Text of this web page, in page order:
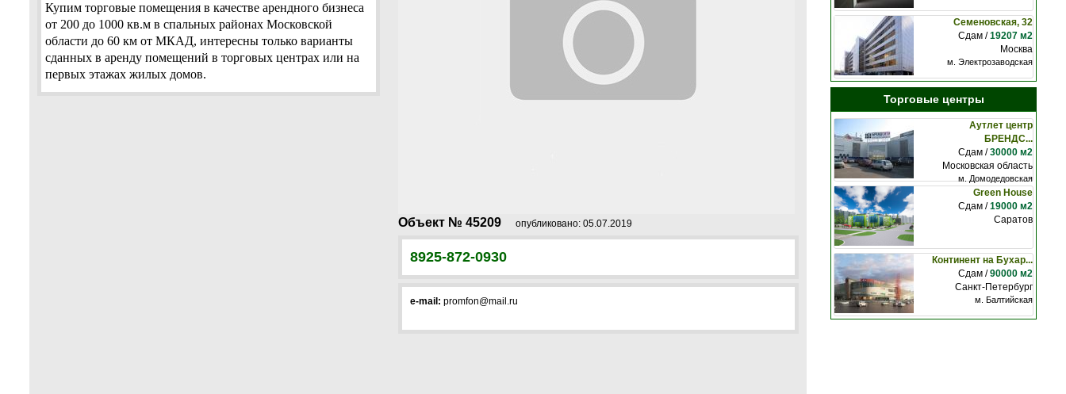
Объект № 45209 опубликовано: 05.07.2019
8925-872-0930
e-mail: promfon@mail.ru
Купим торговые помещения в качестве арендного бизнеса
от 200 до 1000 кв.м в спальных районах Московской
области до 60 км от МКАД, интересны только варианты
сданных в аренду помещений в торговых центрах или на
первых этажах жилых домов.
Семеновская, 32
Сдам /19207 м2
Москва
м. Электрозаводская
Торговые центры
Аутлет центр
БРЕНДС...
Сдам /30000 м2
Московская область
м. Домодедовская
Green House
Сдам /19000 м2
Саратов
Континент на Бухар...
Сдам /90000 м2
Санкт-Петербург
м. Балтийская